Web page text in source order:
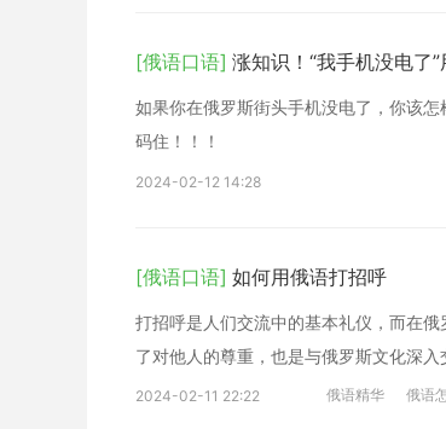
[俄语口语] 涨知识！“我手机没电了
如果你在俄罗斯街头手机没电了，你该
码住！！！
2024-02-12 14:28
[俄语口语] 如何用俄语打招呼
打招呼是人们交流中的基本礼仪，而在
了对他人的尊重，也是与俄罗斯文化深
2024-02-11 22:22 俄语精华 俄语